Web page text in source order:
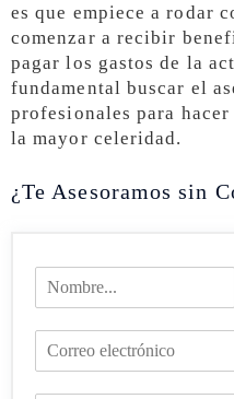
es que empiece a rodar
comenzar a recibir
pagar los gastos de la
fundamental buscar el
profesionales para
la mayor celeridad.
¿Te Asesoramos sin